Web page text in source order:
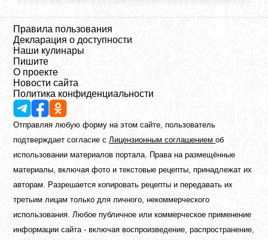
Правила пользования
Декларация о доступности
Наши кулинары
Пишите
О проекте
Новости сайта
Политика конфиденциальности
Отправляя любую форму на этом сайте, пользователь
подтверждает согласие сЛицензионным соглашениемоб
использовании материалов портала. Права на размещённые
материалы, включая фото и текстовые рецепты, принадлежат их
авторам. Разрешается копировать рецепты и передавать их
третьим лицам только для личного, некоммерческого
использования. Любое публичное или коммерческое применение
информации сайта - включая воспроизведение, распространение,